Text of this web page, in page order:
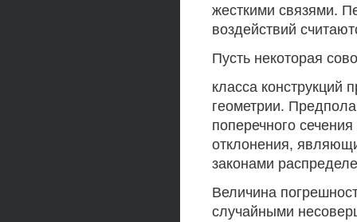
жесткими связями.
воздействий
Пусть некоторая
класса конструкций
геометрии.
поперечного
отклонения,
законами
Величина
случайными